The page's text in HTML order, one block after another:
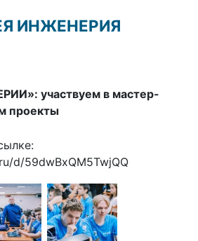
ИНЖЕНЕРИЯ
участвуем в мастер-
проекты
d/59dwBxQM5TwjQQ